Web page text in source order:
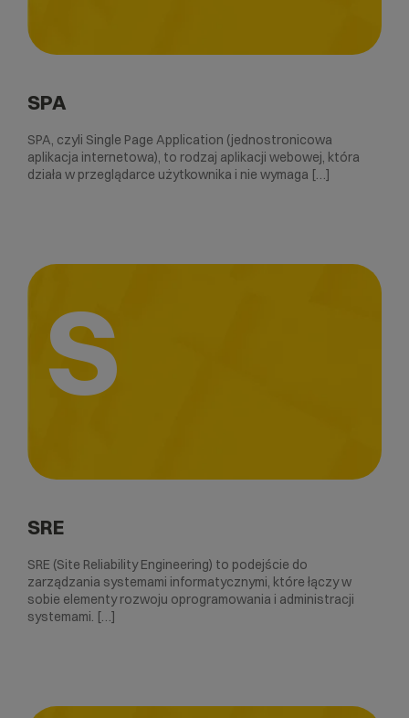
SPA
SPA, czyli Single Page Application (jednostronicowa
aplikacja internetowa), to rodzaj aplikacji webowej, która
działa w przeglądarce użytkownika i nie wymaga […]
S
SRE
SRE (Site Reliability Engineering) to podejście do
zarządzania systemami informatycznymi, które łączy w
sobie elementy rozwoju oprogramowania i administracji
systemami. […]